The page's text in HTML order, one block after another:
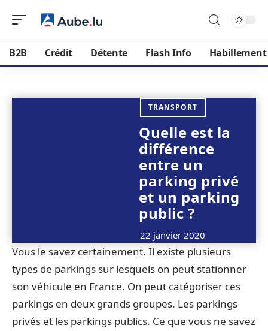
B2B Crédit Détente Flash Info Habillement
TRANSPORT
Quelle est la
différence
entre un
parking privé
et un parking
public ?
22 janvier 2020
Vous le savez certainement. Il existe plusieurs
types de parkings sur lesquels on peut stationner
son véhicule en France. On peut catégoriser ces
parkings en deux grands groupes. Les parkings
privés et les parkings publics. Ce que vous ne savez